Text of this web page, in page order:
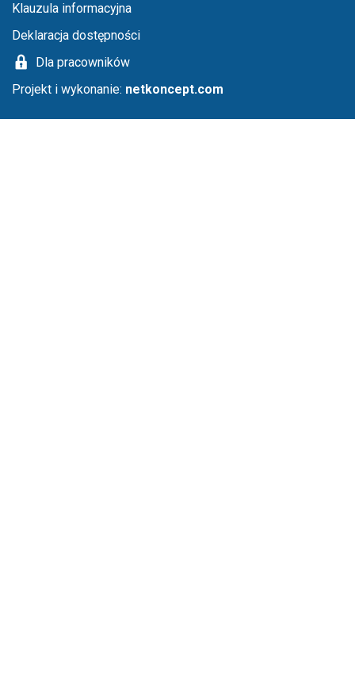
Klauzula informacyjna
Deklaracja dostępności
Dla pracowników
Projekt i wykonanie: netkoncept.com